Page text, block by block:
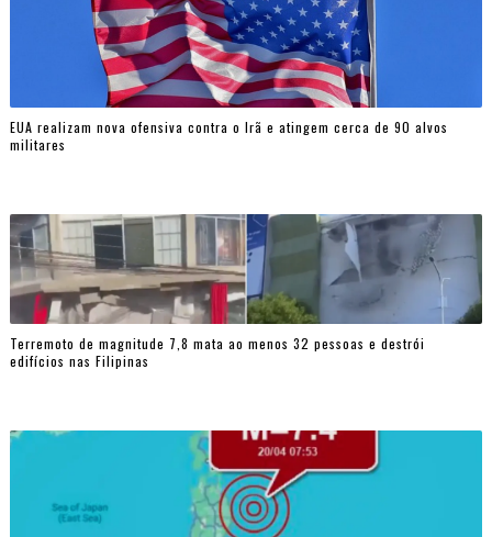
EUA realizam nova ofensiva contra o Irã e atingem cerca de 90 alvos
militares
Terremoto de magnitude 7,8 mata ao menos 32 pessoas e destrói
edifícios nas Filipinas